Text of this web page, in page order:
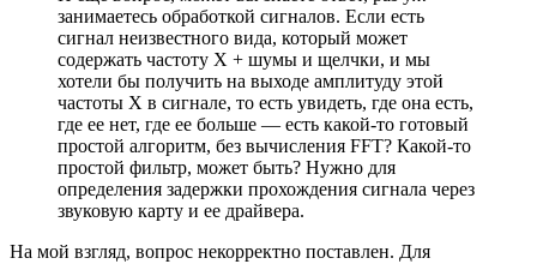
занимаетесь обработкой сигналов. Если есть
сигнал неизвестного вида, который может
содержать частоту X + шумы и щелчки, и мы
хотели бы получить на выходе амплитуду этой
частоты X в сигнале, то есть увидеть, где она есть,
где ее нет, где ее больше — есть какой-то готовый
простой алгоритм, без вычисления FFT? Какой-то
простой фильтр, может быть? Нужно для
определения задержки прохождения сигнала через
звуковую карту и ее драйвера.
На мой взгляд, вопрос некорректно поставлен. Для